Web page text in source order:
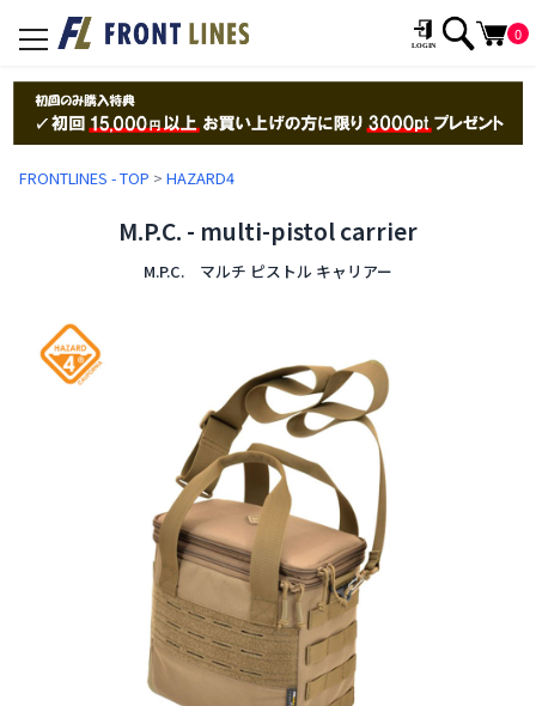
toggle
navigation
0
FRONTLINES - TOP > HAZARD4
M.P.C. - multi-pistol carrier
M.P.C. マルチ ピストル キャリアー